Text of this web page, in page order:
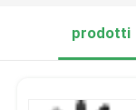
prodotti